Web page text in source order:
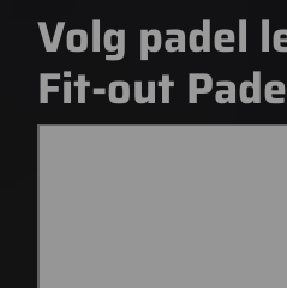
Volg padel
Fit-out